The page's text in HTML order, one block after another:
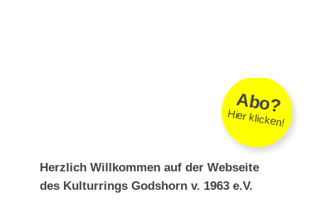
Abo?
Hier klicken!
Herzlich Willkommen auf der Webseite
des Kulturrings Godshorn v. 1963 e.V.